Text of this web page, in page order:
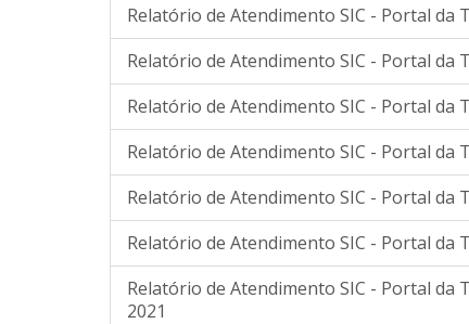
Relatório de Atendimento SIC - Portal da
Relatório de Atendimento SIC - Portal da
Relatório de Atendimento SIC - Portal da
Relatório de Atendimento SIC - Portal da
Relatório de Atendimento SIC - Portal da
Relatório de Atendimento SIC - Portal da
Relatório de Atendimento SIC - Portal da
2021